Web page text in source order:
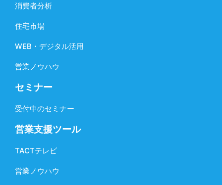
消費者分析
住宅市場
WEB・デジタル活用
営業ノウハウ
セミナー
受付中のセミナー
営業支援ツール
TACTテレビ
営業ノウハウ